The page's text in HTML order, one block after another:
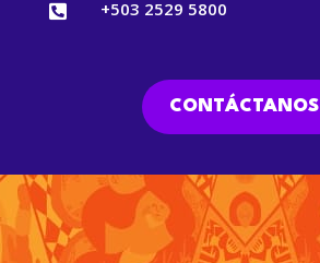
 +503 2529 5800
CONTÁCTANOS